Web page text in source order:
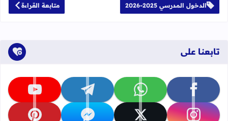
الدخول المدرسي 2025-2026 متابعة القراءة
تابعنا على
تابعنا على facebook تابعنا على whatsapp تابعنا على telegram تابعنا على youtube